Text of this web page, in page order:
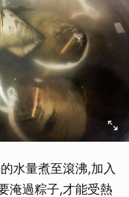
水量煮至滾沸,加入
淹過粽子,才能受熱